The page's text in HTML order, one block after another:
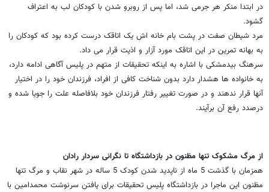
در ابتدا منکر هر جرمی شد، اما پس از روبرو شدن با کودکان لب به اعتراف
گشود.
مرد شیطان صفت در پشت بام خانه اش یک اتاقک درست کرده بود که کودکان را
به بهانه تمرین در این اتاقک مورد آزار و اذیت قرار می داد.
سرهنگ بیدمشکی با اشاره به اینکه تحقیقات از متهم در پلیس آگاهی ادامه دارد،
به خانواده ها هشدار دارد بدون شناخت کافی از افراد، فرزندان خود را در اختیار
آنها قرار ندهند و در صورت تغییر رفتار فرزندان خود بلافاصله علت را جویا شده و
درصدد رفع آن برآیند.
از مرگ مشکوک تنها مظنون در بازداشتگاه تا نگرانی سردار رادان
همزمان با گذشت 5 ماه از ناپدید شدن کودک 5 ساله در شهر نقاب و مرگ تنها
مظنون این ماجرا در بازداشتگاه پلیس تحقیقات برای یافتن سرنوشت محمدامین با